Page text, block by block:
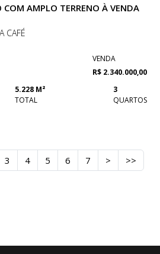
AMPLO TERRENO À VENDA
CAFÉ
VENDA
R$ 2.340.000,00
5.228 M²
TOTAL
3
QUARTOS
3 4 5 6 7 > >>